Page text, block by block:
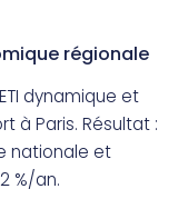
régionale
dynamique et
à Paris. Résultat :
nationale et
%/an.